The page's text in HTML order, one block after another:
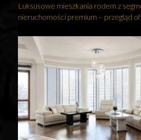
Luksusowe mieszkania rodem z
nieruchomości premium – przegląd